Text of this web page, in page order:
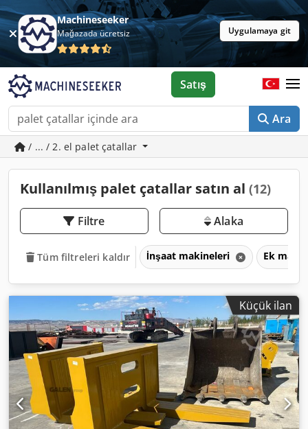
Machineseeker
Mağazada ücretsiz Uygulamaya git
Ara
Satış
/ ... / 2. el palet çatallar
Kullanılmış palet çatallar satın al (12)
Filtre Alaka
Tüm filtreleri kaldır İnşaat makineleri Ek
Küçük ilan